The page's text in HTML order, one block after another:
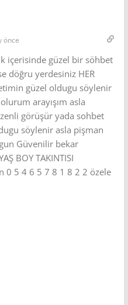
önce
içerisinde güzel bir söhbet
döğru yerdesiniz HER
güzel oldugu söylenir
arayışım asla
görüşür yada sohbet
söylenir asla pişman
Güvenilir bekar
BOY TAKINTISI
0 5 4 6 5 7 8 1 8 2 2 özele